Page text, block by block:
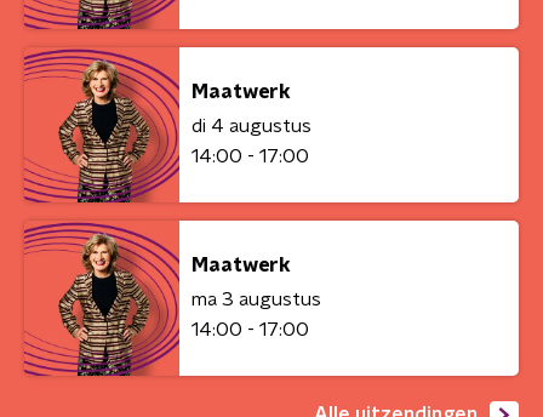
Maatwerk
di 4 augustus
14:00 - 17:00
Maatwerk
ma 3 augustus
14:00 - 17:00